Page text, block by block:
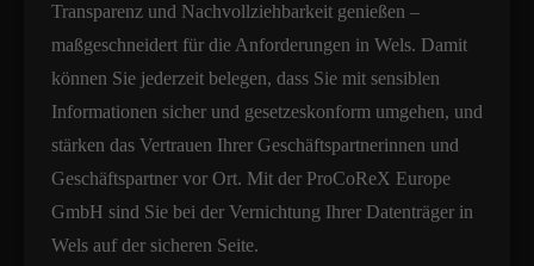
Transparenz und Nachvollziehbarkeit genießen –
maßgeschneidert für die Anforderungen in Wels. Damit
können Sie jederzeit belegen, dass Sie mit sensiblen
Informationen sicher und gesetzeskonform umgehen, und
stärken das Vertrauen Ihrer Geschäftspartnerinnen und
Geschäftspartner vor Ort. Mit der ProCoReX Europe
GmbH sind Sie bei der Vernichtung Ihrer Datenträger in
Wels auf der sicheren Seite.